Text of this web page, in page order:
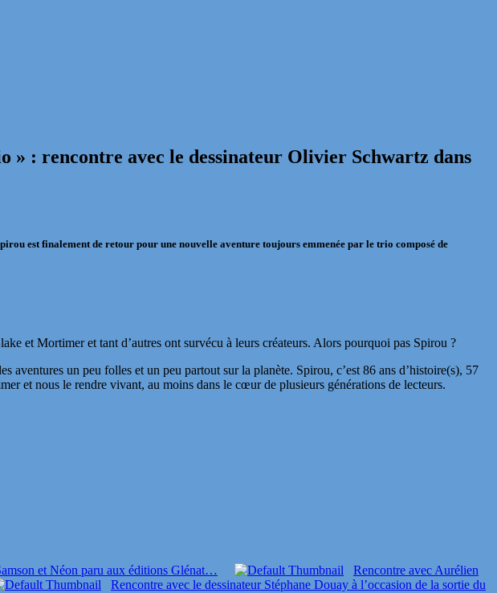
» : rencontre avec le dessinateur Olivier Schwartz dans
est finalement de retour pour une nouvelle aventure toujours emmenée par le trio composé de
et Mortimer et tant d’autres ont survécu à leurs créateurs. Alors pourquoi pas Spirou ?
aventures un peu folles et un peu partout sur la planète. Spirou, c’est 86 ans d’histoire(s), 57
et nous le rendre vivant, au moins dans le cœur de plusieurs générations de lecteurs.
et Néon paru aux éditions Glénat…
Rencontre avec Aurélien
Rencontre avec le dessinateur Stéphane Douay à l’occasion de la sortie du